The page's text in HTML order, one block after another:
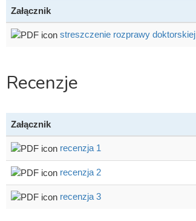
Załącznik
streszczenie rozprawy doktorskiej
Recenzje
Załącznik
recenzja 1
recenzja 2
recenzja 3